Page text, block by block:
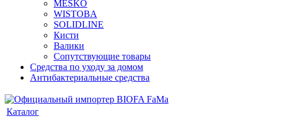
MESKO
WISTOBA
SOLIDLINE
Кисти
Валики
Сопутствующие товары
Средства по уходу за домом
Антибактериальные средства
Каталог